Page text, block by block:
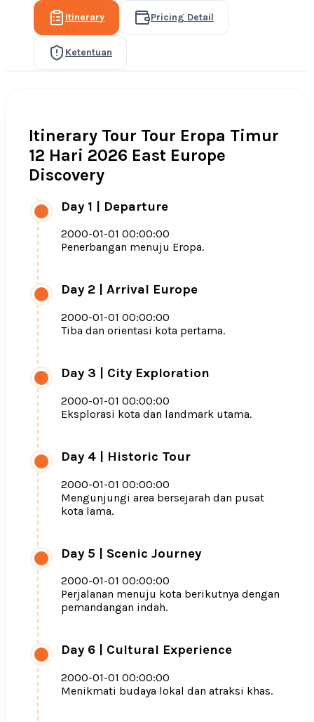
Itinerary Pricing Detail
Ketentuan
Itinerary Tour Tour Eropa Timur
12 Hari 2026 East Europe
Discovery
Day 1 | Departure
2000-01-01 00:00:00
Penerbangan menuju Eropa.
Day 2 Arrival Europe
2000-01-01 00:00:00
Tiba dan orientasi kota pertama.
Day 3 City Exploration
2000-01-01 00:00:00
Eksplorasi kota dan landmark utama.
Day 4 Historic Tour
2000-01-01 00:00:00
Mengunjungi area bersejarah dan pusat
kota lama.
Day 5 | Scenic Journey
2000-01-01 00:00:00
Perjalanan menuju kota berikutnya dengan
pemandangan indah.
Day 6 Cultural Experience
2000-01-01 00:00:00
Menikmati budaya lokal dan atraksi khas.